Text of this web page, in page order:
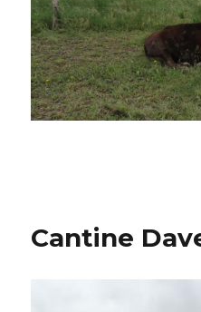
Cantine